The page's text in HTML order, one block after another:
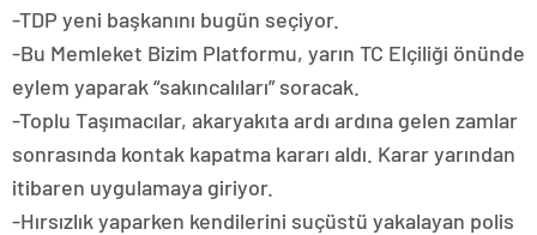
-TDP yeni başkanını bugün seçiyor.
-Bu Memleket Bizim Platformu, yarın TC Elçiliği önünde
eylem yaparak “sakıncalıları” soracak.
-Toplu Taşımacılar, akaryakıta ardı ardına gelen zamlar
sonrasında kontak kapatma kararı aldı. Karar yarından
itibaren uygulamaya giriyor.
-Hırsızlık yaparken kendilerini suçüstü yakalayan polis